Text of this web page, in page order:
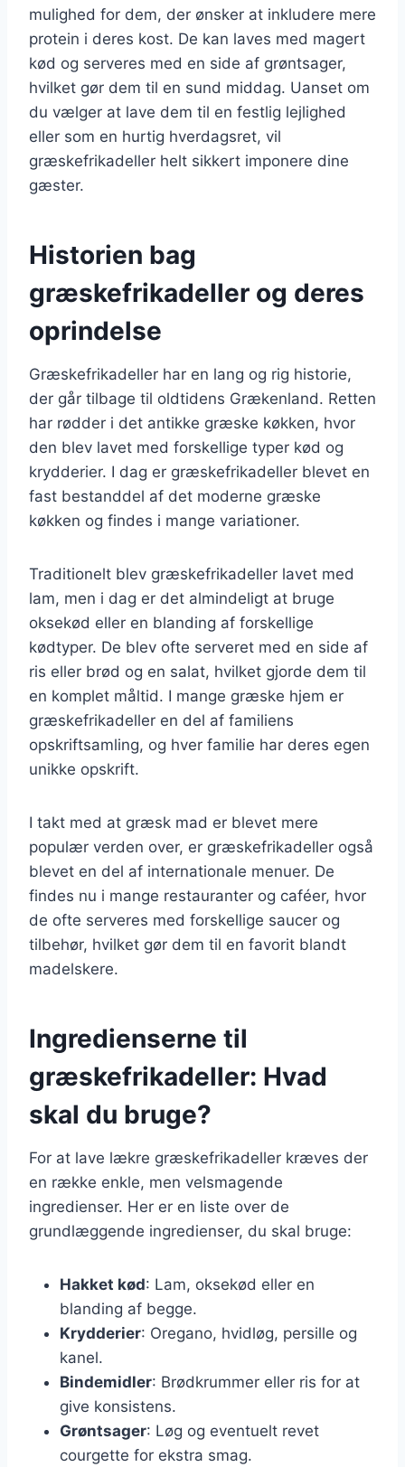
mulighed for dem, der ønsker at inkludere mere
protein i deres kost. De kan laves med magert
kød og serveres med en side af grøntsager,
hvilket gør dem til en sund middag. Uanset om
du vælger at lave dem til en festlig lejlighed
eller som en hurtig hverdagsret, vil
græskefrikadeller helt sikkert imponere dine
gæster.
Historien bag
græskefrikadeller og deres
oprindelse
Græskefrikadeller har en lang og rig historie,
der går tilbage til oldtidens Grækenland. Retten
har rødder i det antikke græske køkken, hvor
den blev lavet med forskellige typer kød og
krydderier. I dag er græskefrikadeller blevet en
fast bestanddel af det moderne græske
køkken og findes i mange variationer.
Traditionelt blev græskefrikadeller lavet med
lam, men i dag er det almindeligt at bruge
oksekød eller en blanding af forskellige
kødtyper. De blev ofte serveret med en side af
ris eller brød og en salat, hvilket gjorde dem til
en komplet måltid. I mange græske hjem er
græskefrikadeller en del af familiens
opskriftsamling, og hver familie har deres egen
unikke opskrift.
I takt med at græsk mad er blevet mere
populær verden over, er græskefrikadeller også
blevet en del af internationale menuer. De
findes nu i mange restauranter og caféer, hvor
de ofte serveres med forskellige saucer og
tilbehør, hvilket gør dem til en favorit blandt
madelskere.
Ingredienserne til
græskefrikadeller: Hvad
skal du bruge?
For at lave lækre græskefrikadeller kræves der
en række enkle, men velsmagende
ingredienser. Her er en liste over de
grundlæggende ingredienser, du skal bruge:
Hakket kød: Lam, oksekød eller en
blanding af begge.
Krydderier: Oregano, hvidløg, persille og
kanel.
Bindemidler: Brødkrummer eller ris for at
give konsistens.
Grøntsager: Løg og eventuelt revet
courgette for ekstra smag.